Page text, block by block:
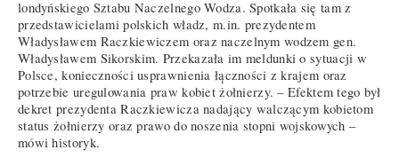
londyńskiego Sztabu Naczelnego Wodza. Spotkała się tam z
przedstawicielami polskich władz, m.in. prezydentem
Władysławem Raczkiewiczem oraz naczelnym wodzem gen.
Władysławem Sikorskim. Przekazała im meldunki o sytuacji w
Polsce, konieczności usprawnienia łączności z krajem oraz
potrzebie uregulowania praw kobiet żołnierzy. – Efektem tego był
dekret prezydenta Raczkiewicza nadający walczącym kobietom
status żołnierzy oraz prawo do noszenia stopni wojskowych –
mówi historyk.